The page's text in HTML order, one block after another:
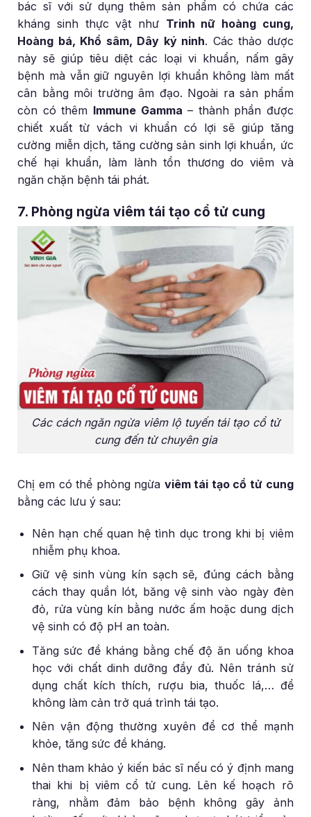
bác sĩ với sử dụng thêm sản phẩm có chứa các
kháng sinh thực vật như Trinh nữ hoàng cung,
Hoàng bá, Khổ sâm, Dây ký ninh. Các thảo dược
này sẽ giúp tiêu diệt các loại vi khuẩn, nấm gây
bệnh mà vẫn giữ nguyên lợi khuẩn không làm mất
cân bằng môi trường âm đạo. Ngoài ra sản phẩm
còn có thêm Immune Gamma – thành phần được
chiết xuất từ vách vi khuẩn có lợi sẽ giúp tăng
cường miễn dịch, tăng cường sản sinh lợi khuẩn, ức
chế hại khuẩn, làm lành tổn thương do viêm và
ngăn chặn bệnh tái phát.
7. Phòng ngừa viêm tái tạo cổ tử cung
Các cách ngăn ngừa viêm lộ tuyến tái tạo cổ tử
cung đến từ chuyên gia
Chị em có thể phòng ngừa viêm tái tạo cổ tử cung
bằng các lưu ý sau:
Nên hạn chế quan hệ tình dục trong khi bị viêm
nhiễm phụ khoa.
Giữ vệ sinh vùng kín sạch sẽ, đúng cách bằng
cách thay quần lót, băng vệ sinh vào ngày đèn
đỏ, rửa vùng kín bằng nước ấm hoặc dung dịch
vệ sinh có độ pH an toàn.
Tăng sức đề kháng bằng chế độ ăn uống khoa
học với chất dinh dưỡng đầy đủ. Nên tránh sử
dụng chất kích thích, rượu bia, thuốc lá,… để
không làm cản trở quá trình tái tạo.
Nên vận động thường xuyên để cơ thể mạnh
khỏe, tăng sức đề kháng.
Nên tham khảo ý kiến bác sĩ nếu có ý định mang
thai khi bị viêm cổ tử cung. Lên kế hoạch rõ
ràng, nhằm đảm bảo bệnh không gây ảnh